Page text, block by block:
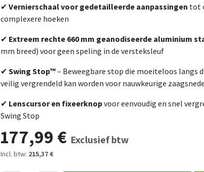
✔ Vernierschaal voor gedetailleerde aanpassingen tot
complexere hoeken
✔ Extreem rechte 660 mm geanodiseerde aluminium
mm breed) voor geen speling in de versteksleuf
✔ Swing Stop™– Beweegbare stop die moeiteloos langs
veilig vergrendeld kan worden voor nauwkeurige
✔ Lenscursor en fixeerknopvoor eenvoudig en snel
Swing Stop
177,99 € Exclusief btw
Incl. btw: 215,37 €